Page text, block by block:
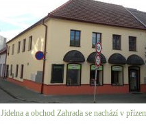
Jídelna a obchod Zahrada se nachází v